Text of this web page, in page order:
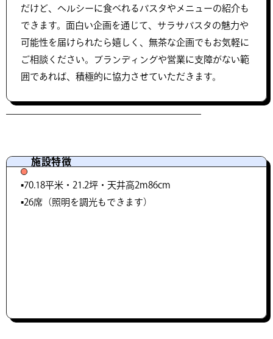
だけど、ヘルシーに食べれるパスタやメニューの紹介も
できます。面白い企画を通じて、サラサパスタの魅力や
可能性を届けられたら嬉しく、無茶な企画でもお気軽に
ご相談ください。ブランディングや営業に支障がない範
囲であれば、積極的に協力させていただきます。
施設特徴
▪️70.18平米・21.2坪・天井高2m86cm
▪️26席（照明を調光もできます）